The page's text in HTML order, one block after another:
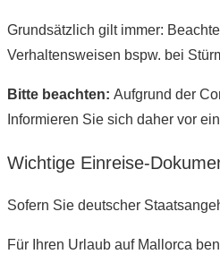
Grundsätzlich gilt immer:
Verhaltensweisen bspw. bei
Bitte beachten: Aufgrund der
Informieren Sie sich daher vor
Wichtige Einreise-
Sofern Sie deutscher
Für Ihren Urlaub auf Mallorca